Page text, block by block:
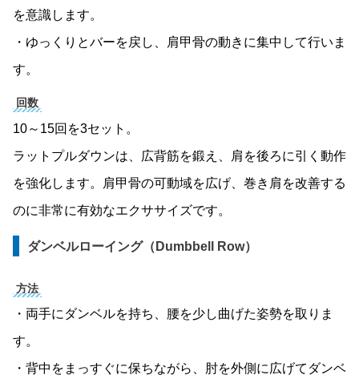
を意識します。
・ゆっくりとバーを戻し、肩甲骨の動きに集中して行いま
す。
回数
10～15回を3セット。
ラットプルダウンは、広背筋を鍛え、肩を後ろに引く動作
を強化します。肩甲骨の可動域を広げ、巻き肩を改善する
のに非常に有効なエクササイズです。
ダンベルローイング（Dumbbell Row）
方法
・両手にダンベルを持ち、腰を少し曲げた姿勢を取りま
す。
・背中をまっすぐに保ちながら、肘を外側に広げてダンベ